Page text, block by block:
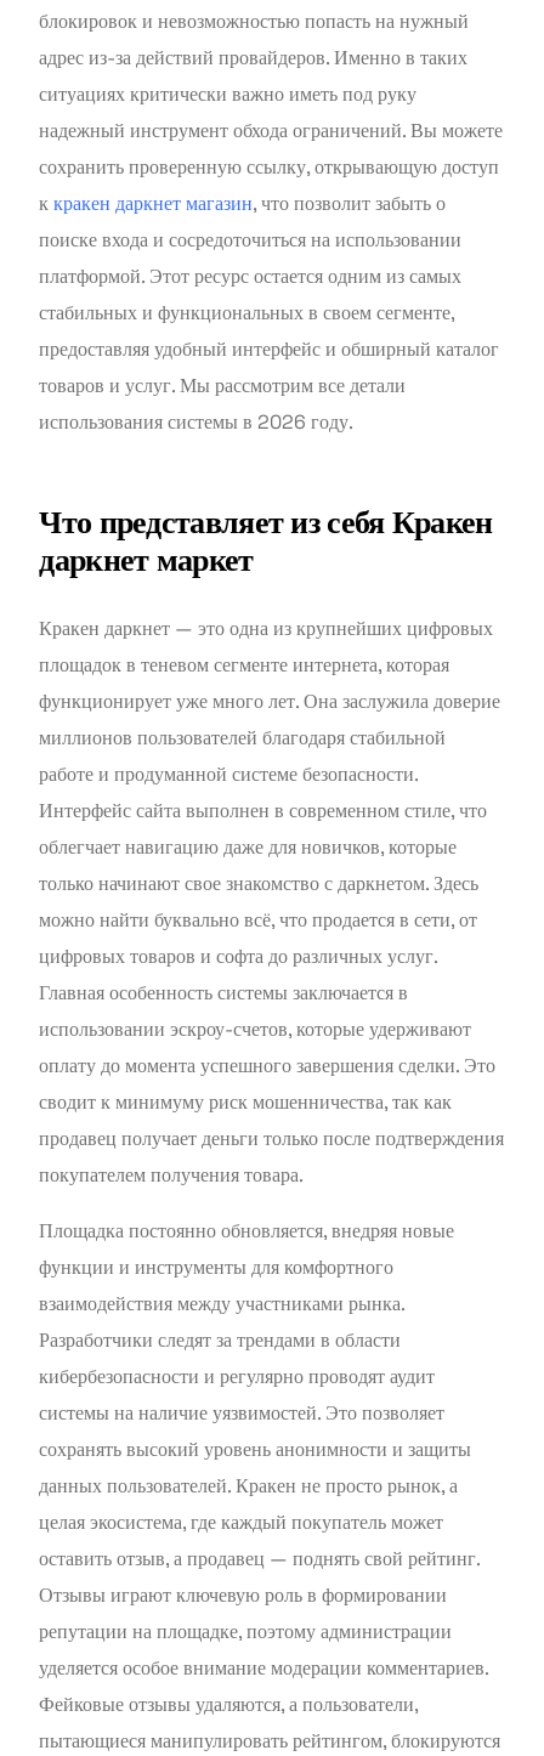
блокировок и невозможностью попасть на нужный
адрес из-за действий провайдеров. Именно в таких
ситуациях критически важно иметь под руку
надежный инструмент обхода ограничений. Вы можете
сохранить проверенную ссылку, открывающую доступ
ккракен даркнет магазин, что позволит забыть о
поиске входа и сосредоточиться на использовании
платформой. Этот ресурс остается одним из самых
стабильных и функциональных в своем сегменте,
предоставляя удобный интерфейс и обширный каталог
товаров и услуг. Мы рассмотрим все детали
использования системы в 2026 году.
Что представляет из себя Кракен
даркнет маркет
Кракен даркнет — это одна из крупнейших цифровых
площадок в теневом сегменте интернета, которая
функционирует уже много лет. Она заслужила доверие
миллионов пользователей благодаря стабильной
работе и продуманной системе безопасности.
Интерфейс сайта выполнен в современном стиле, что
облегчает навигацию даже для новичков, которые
только начинают свое знакомство с даркнетом. Здесь
можно найти буквально всё, что продается в сети, от
цифровых товаров и софта до различных услуг.
Главная особенность системы заключается в
использовании эскроу-счетов, которые удерживают
оплату до момента успешного завершения сделки. Это
сводит к минимуму риск мошенничества, так как
продавец получает деньги только после подтверждения
покупателем получения товара.
Площадка постоянно обновляется, внедряя новые
функции и инструменты для комфортного
взаимодействия между участниками рынка.
Разработчики следят за трендами в области
кибербезопасности и регулярно проводят аудит
системы на наличие уязвимостей. Это позволяет
сохранять высокий уровень анонимности и защиты
данных пользователей. Кракен не просто рынок, а
целая экосистема, где каждый покупатель может
оставить отзыв, а продавец — поднять свой рейтинг.
Отзывы играют ключевую роль в формировании
репутации на площадке, поэтому администрации
уделяется особое внимание модерации комментариев.
Фейковые отзывы удаляются, а пользователи,
пытающиеся манипулировать рейтингом, блокируются